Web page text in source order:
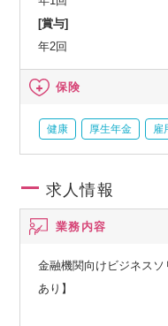
[賞与]
年2回
保険
健康 厚生年金 雇
求人情報
業務内容
金融機関向けビジネス
あり】